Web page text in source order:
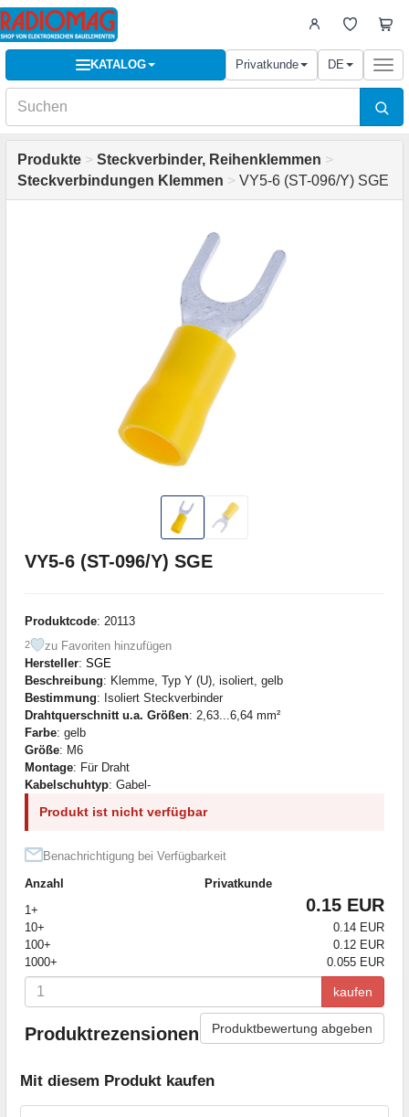
KATALOG Privatkunde DE
Produkte > Steckverbinder, Reihenklemmen >
Steckverbindungen Klemmen > VY5-6 (ST-096/Y) SGE
VY5-6 (ST-096/Y) SGE
Produktcode: 20113
2
zu Favoriten hinzufügen
Hersteller: SGE
Beschreibung: Klemme, Typ Y (U), isoliert, gelb
Bestimmung: Isoliert Steckverbinder
Drahtquerschnitt u.a. Größen: 2,63...6,64 mm²
Farbe: gelb
Größe: M6
Montage: Für Draht
Kabelschuhtyp: Gabel-
Produkt ist nicht verfügbar
Benachrichtigung bei Verfügbarkeit
Anzahl
Privatkunde
1+
0.15 EUR
10+
0.14 EUR
100+
0.12 EUR
1000+
0.055 EUR
kaufen
Produktrezensionen Produktbewertung abgeben
Mit diesem Produkt kaufen